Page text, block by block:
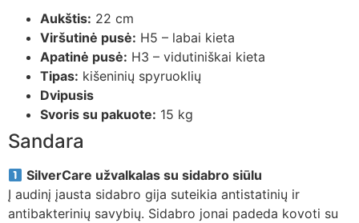
Aukštis: 22 cm
Viršutinė pusė: H5 – labai kieta
Apatinė pusė: H3 – vidutiniškai kieta
Tipas: kišeninių spyruoklių
Dvipusis
Svoris su pakuote: 15 kg
Sandara
SilverCare užvalkalas su sidabro siūlu
Į audinį įausta sidabro gija suteikia antistatinių ir
antibakterinių savybių. Sidabro jonai padeda kovoti su